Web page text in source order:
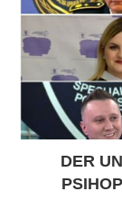
DER